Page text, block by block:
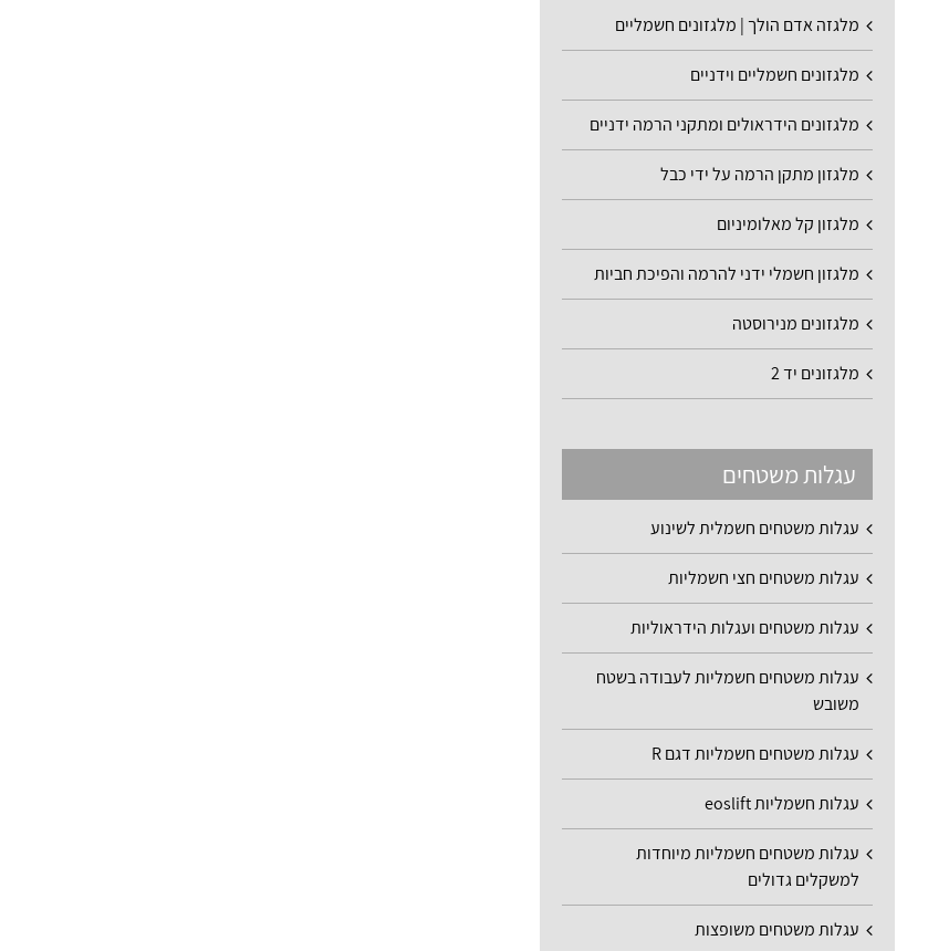
מלגזה אדם הולך | מלגזונים חשמליים
מלגזונים חשמליים וידניים
מלגזונים הידראולים ומתקני הרמה ידניים
מלגזון מתקן הרמה על ידי כבל
מלגזון קל מאלומיניום
מלגזון חשמלי ידני להרמה והפיכת חביות
מלגזונים מנירוסטה
מלגזונים יד 2
עגלות משטחים
עגלות משטחים חשמלית לשינוע
עגלות משטחים חצי חשמליות
עגלות משטחים ועגלות הידראוליות
עגלות משטחים חשמליות לעבודה בשטח
משובש
עגלות משטחים חשמליות דגם R
עגלות חשמליות eoslift
עגלות משטחים חשמליות מיוחדות
למשקלים גדולים
עגלות משטחים משופצות